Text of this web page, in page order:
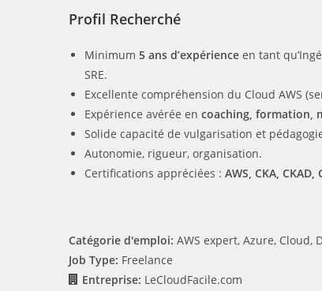
Profil Recherché
Minimum 5 ans d’expérience en tant
SRE.
Excellente compréhension du Cloud AWS
Expérience avérée en coaching, formation,
Solide capacité de vulgarisation et
Autonomie, rigueur, organisation.
Certifications appréciées : AWS, CKA,
Catégorie d'emploi: AWS expert Azure Cloud
Job Type: Freelance
Entreprise: LeCloudFacile.com